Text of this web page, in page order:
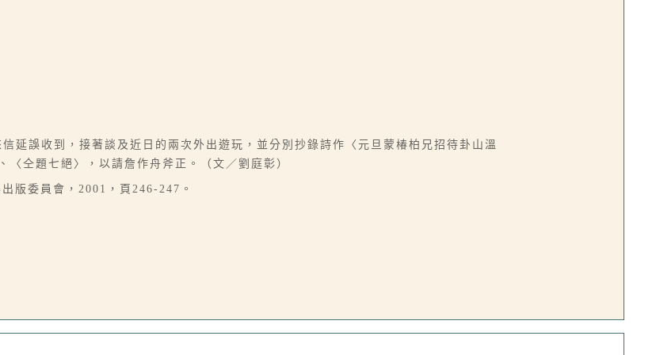
延誤收到，接著談及近日的兩次外出遊玩，並分別抄錄詩作〈元旦蒙椿柏兄招待卦山溫
仝題七絕〉，以請詹作舟斧正。（文／劉庭彰）
版委員會，2001，頁246-247。